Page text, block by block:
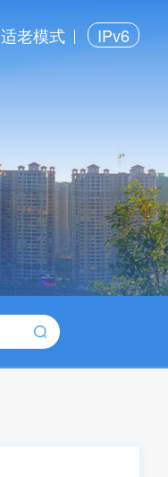
适老模式 IPv6